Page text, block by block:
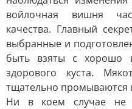
войлочная вишня
качества. Главный
выбранные и
быть взяты с хорошо
здорового куста.
тщательно промываются
Ни в коем случае не